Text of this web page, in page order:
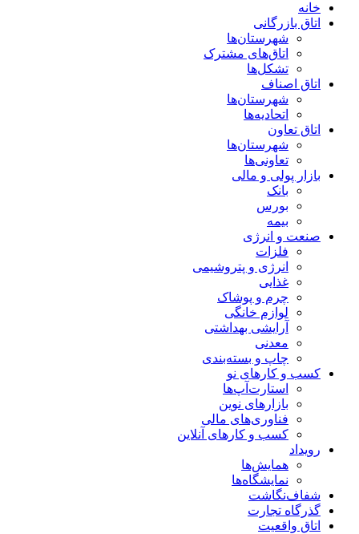
خانه
اتاق بازرگانی
شهرستان‌ها
اتاق‌های مشترک
تشکل‌ها
اتاق اصناف
شهرستان‌ها
اتحادیه‌ها
اتاق تعاون
شهرستان‌ها
تعاونی‌ها
بازار پولی و مالی
بانک
بورس
بیمه
صنعت و انرژی
فلزات
انرژی و پتروشیمی
غذایی
چرم و پوشاک
لوازم خانگی
آرایشی بهداشتی
معدنی
چاپ و بسته‌بندی
کسب و کارهای نو
استارت‌آپ‌ها
بازارهای نوین
فناوری‌های مالی
کسب و کارهای آنلاین
رویداد
همایش‌ها
نمایشگاه‌ها
شفاف‌نگاشت
گذرگاه تجارت
اتاق واقعیت